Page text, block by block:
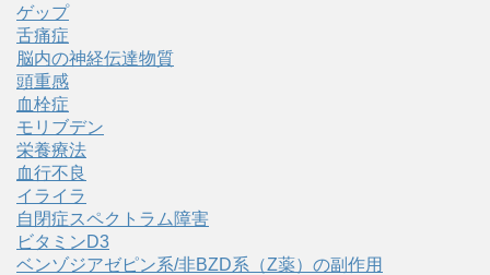
ゲップ
舌痛症
脳内の神経伝達物質
頭重感
血栓症
モリブデン
栄養療法
血行不良
イライラ
自閉症スペクトラム障害
ビタミンD3
ベンゾジアゼピン系/非BZD系（Z薬）の副作用